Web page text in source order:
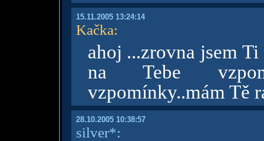
15.11.2005 13:24:14
Kačka:
ahoj ...zrovna jsem
na Tebe
vzpomínky..mám Tě
28.10.2005 10:38:57
silver*: